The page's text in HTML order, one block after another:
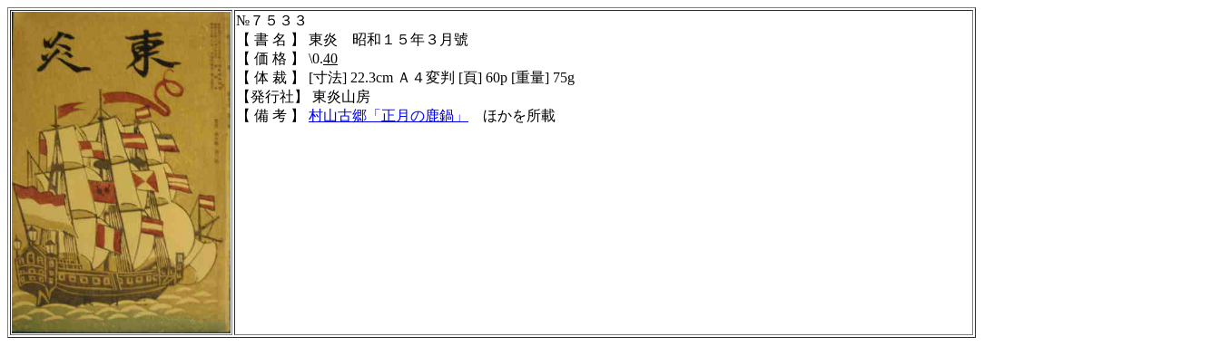
№７５３３
【 書 名 】 東炎 昭和１５年３月號
【 価 格 】 \0.40
【 体 裁 】 [寸法] 22.3cm Ａ４変判 [頁] 60p [重量] 75g
【発行社】 東炎山房
【 備 考 】 村山古郷 「正月の鹿鍋」 ほかを所載